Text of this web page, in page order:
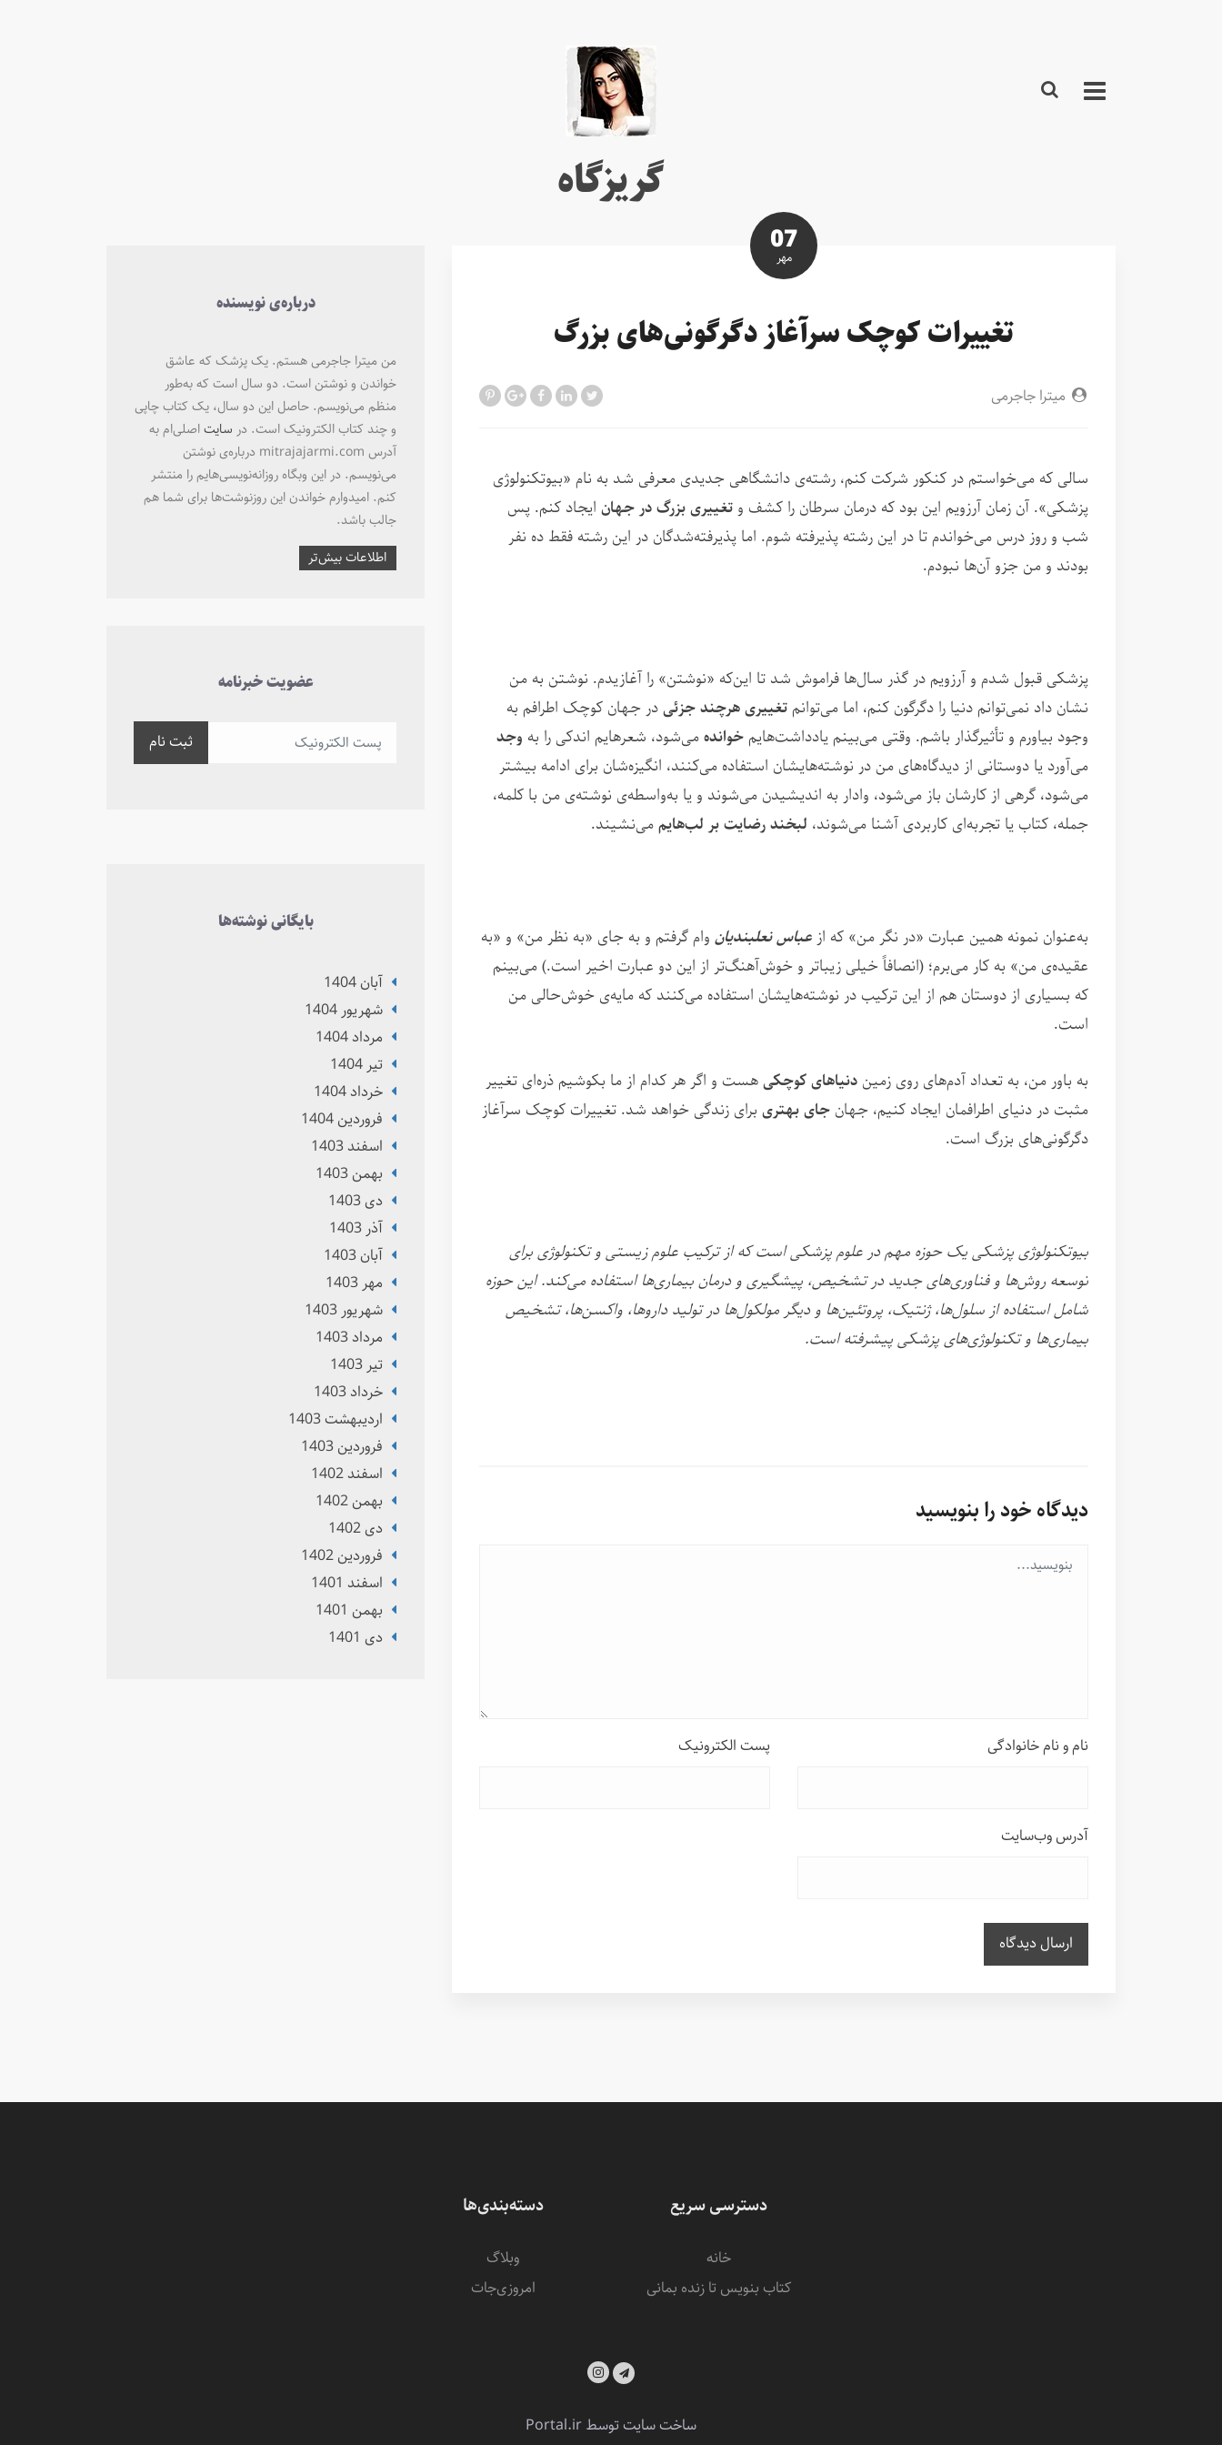
گریزگاه
07
مهر
تغییرات کوچک سرآغاز دگرگونی‌های بزرگ
میترا جاجرمی
سالی که می‌خواستم در کنکور شرکت کنم، رشته‌ی دانشگاهی جدیدی معرفی شد به نام «بیوتکنولوژی
پزشکی». آن زمان آرزویم این بود که درمان سرطان را کشف و تغییری بزرگ در جهان ایجاد کنم. پس
شب و روز درس می‌خواندم تا در این رشته پذیرفته شوم. اما پذیرفته‌شدگان در این رشته فقط ده نفر
بودند و من جزو آن‌ها نبودم.
پزشکی قبول شدم و آرزویم در گذر سال‌ها فراموش شد تا این‌که «نوشتن» را آغازیدم. نوشتن به من
نشان داد نمی‌توانم دنیا را دگرگون کنم، اما می‌توانم تغییری هرچند جزئیدر جهان کوچک اطرافم به
وجود بیاورم و تأثیرگذار باشم. وقتی می‌بینم یادداشت‌هایم خواندهمی‌شود، شعرهایم اندکی را به وجد
می‌آورد یا دوستانی از دیدگاه‌های من در نوشته‌هایشان استفاده می‌کنند، انگیزه‌شان برای ادامه بیشتر
می‌شود، گرهی از کارشان باز می‌شود، وادار به اندیشیدن می‌شوند و یا به‌واسطه‌ی نوشته‌ی من با کلمه‌،
جمله، کتاب یا تجربه‌ای کاربردی آشنا می‌شوند، لبخند رضایت بر لب‌هایممی‌نشیند.
به‌عنوان نمونه همین عبارت «در نگر من» که از عباس نعلبندیان وام گرفتم و به جای «به نظر من» و «به
‌عقیده‌ی من» به کار می‌‌برم؛ (انصافاً خیلی زیباتر و خوش‌آهنگ‌تر از این دو عبارت اخیر است.) می‌بینم
که بسیاری از دوستان هم از این ترکیب در نوشته‌هایشان استفاده می‌کنند که مایه‌ی خوش‌حالی من
است.
به باور من، به تعداد آدم‌های روی زمین دنیاهای کوچکیهست و اگر هر کدام از ما بکوشیم ذره‌ای تغییر
مثبت در دنیای اطرافمان ایجاد کنیم، جهان جای بهتری برای زندگی خواهد شد. تغییرات کوچک سرآغاز
دگرگونی‌های بزرگ است.
بیوتکنولوژی پزشکی یک حوزه مهم در علوم پزشکی است که از ترکیب علوم زیستی و تکنولوژی برای
توسعه روش‌ها و فناوری‌های جدید در تشخیص، پیشگیری و درمان بیماری‌ها استفاده می‌کند. این حوزه
شامل استفاده از سلول‌ها، ژنتیک، پروتئین‌ها و دیگر مولکول‌ها در تولید داروها، واکسن‌ها، تشخیص
بیماری‌ها و تکنولوژی‌های پزشکی پیشرفته است.
دیدگاه خود را بنویسید
نام و نام خانوادگی پست الکترونیک
آدرس وب‌سایت
ارسال دیدگاه
درباره‌ی نویسنده
من میترا جاجرمی هستم. یک پزشک که عاشق
خواندن و نوشتن است. دو سال است که به‌طور
منظم می‌نویسم. حاصل این دو سال، یک کتاب چاپی
و چند کتاب الکترونیک است. در سایتاصلی‌ام به
آدرس mitrajajarmi.com درباره‌ی نوشتن
می‌نویسم. در این وبگاه روزانه‌نویسی‌هایم را منتشر
کنم. امیدوارم خواندن این روزنوشت‌ها برای شما هم
جالب باشد.
اطلاعات بیش‌تر
عضویت خبرنامه
ثبت نام
بایگانی نوشته‌ها
آبان 1404
شهریور 1404
مرداد 1404
تير 1404
خرداد 1404
فروردین 1404
اسفند 1403
بهمن 1403
دی 1403
آذر 1403
آبان 1403
مهر 1403
شهریور 1403
مرداد 1403
تير 1403
خرداد 1403
ارديبهشت 1403
فروردین 1403
اسفند 1402
بهمن 1402
دی 1402
فروردین 1402
اسفند 1401
بهمن 1401
دی 1401
دسترسی سریع
خانه
کتاب بنویس تا زنده بمانی
دسته‌بندی‌ها
وبلاگ
امروزی‌‌جات
ساخت سایت توسطPortal.ir